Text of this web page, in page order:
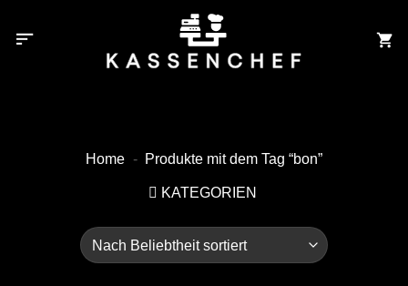
Inhalt
Home - Produkte mit dem Tag “bon”
KATEGORIEN